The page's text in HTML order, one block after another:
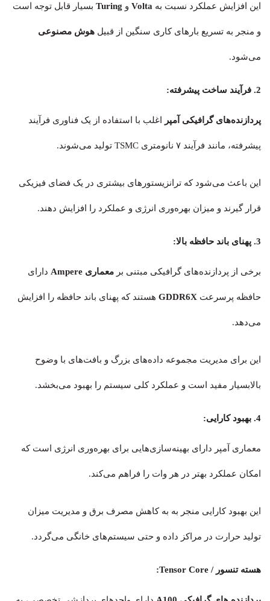
این افزایش عملکرد نسبت به Volta و Turing بسیار قابل توجه است
و منجر به تسریع بارهای کاری سنگین از قبیل هوش مصنوعی
می‌شود.
2. فرآیند ساخت پیشرفته:
پردازنده‌های گرافیکی آمپر اغلب با استفاده از یک فناوری فرآیند
پیشرفته، مانند فرآیند ۷ نانومتری TSMC تولید می‌شوند.
این باعث می‌شود که ترانزیستورهای بیشتری در یک فضای فیزیکی
قرار گیرند و میزان بهره‌وری انرژی و عملکرد را افزایش دهند.
3. پهنای باند حافظه بالا:
برخی از پردازنده‌های گرافیکی مبتنی بر معماری Ampere دارای
حافظه پرسرعت GDDR6X هستند که پهنای باند حافظه را افزایش
می‌دهد.
این برای مدیریت مجموعه داده‌های بزرگ و بافت‌های با وضوح
بالابسیار مفید است و عملکرد کلی سیستم را بهبود می‌بخشد.
4. بهبود کارایی:
معماری آمپر دارای بهینه‌سازی‌هایی برای بهره‌وری انرژی است که
امکان عملکرد بهتر در هر وات را فراهم می‌کند.
این بهبود کارایی منجر به به کاهش مصرف برق و مدیریت میزان
تولید حرارت در مراکز داده و حتی سیستم‌های خانگی می‌گردد.
هسته تنسور / Tensor Core: